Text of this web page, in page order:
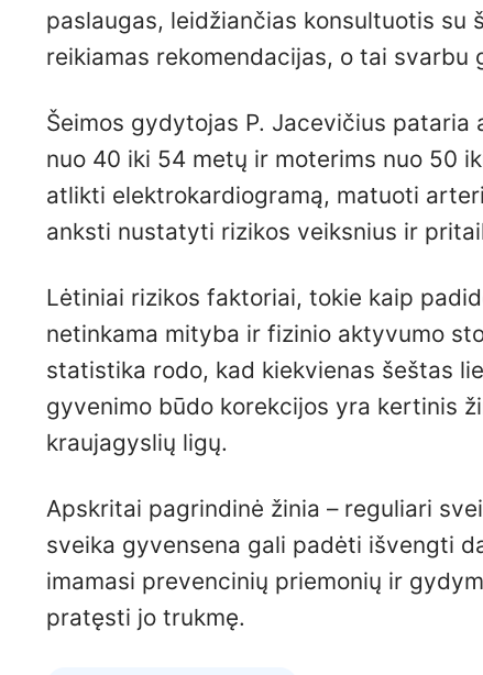
paslaugas, leidžiančias konsultuotis
reikiamas rekomendacijas, o tai
Šeimos gydytojas P. Jacevičius
nuo 40 iki 54 metų ir moterims nuo 50
atlikti elektrokardiogramą, matuoti
anksti nustatyti rizikos veiksnius ir
Lėtiniai rizikos faktoriai, tokie kaip
netinkama mityba ir fizinio aktyvumo
statistika rodo, kad kiekvienas šeštas
gyvenimo būdo korekcijos yra kertinis
kraujagyslių ligų.
Apskritai pagrindinė žinia – reguliari
sveika gyvensena gali padėti išvengti
imamasi prevencinių priemonių ir
pratęsti jo trukmę.